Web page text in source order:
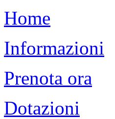
Home
Informazioni
Prenota ora
Dotazioni